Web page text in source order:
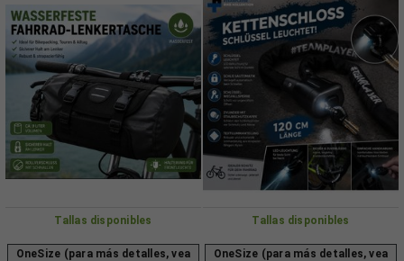
Tallas disponibles
OneSize (para más detalles, vea
Tallas disponibles
OneSize (para más detalles, vea